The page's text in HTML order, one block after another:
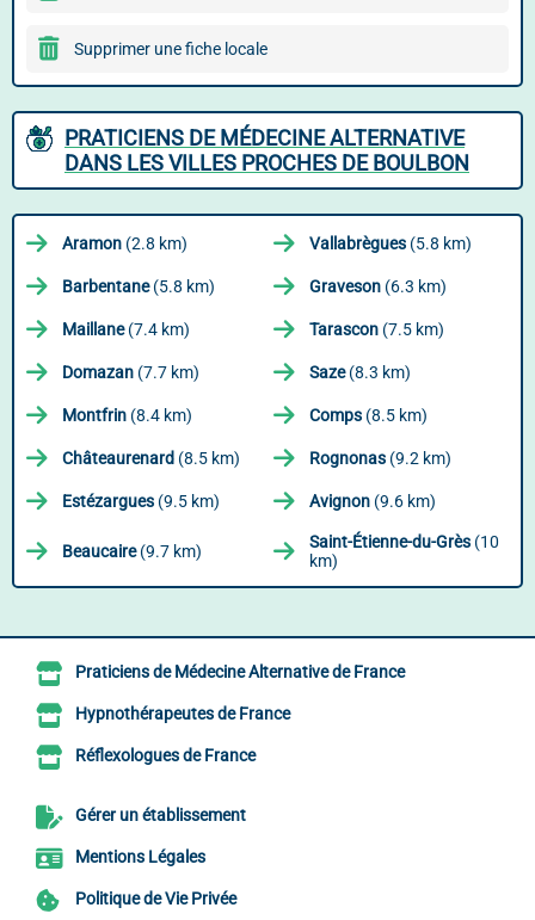
Supprimer une fiche locale
PRATICIENS DE MÉDECINE ALTERNATIVE
DANS LES VILLES PROCHES DE BOULBON
Aramon (2.8 km) Vallabrègues (5.8 km)
Barbentane(5.8 km) Graveson (6.3 km)
Maillane(7.4 km) Tarascon (7.5 km)
Domazan (7.7 km) Saze(8.3 km)
Montfrin (8.4 km) Comps (8.5 km)
Châteaurenard (8.5 km) Rognonas (9.2 km)
Estézargues (9.5 km) Avignon (9.6 km)
Beaucaire(9.7 km) Saint-Étienne-du-Grès (10
km)
Praticiens de Médecine Alternative de France
Hypnothérapeutes de France
Réflexologues de France
Gérer un établissement
Mentions Légales
Politique de Vie Privée